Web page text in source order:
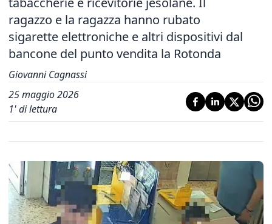
ragazzo e la ragazza hanno rubato
sigarette elettroniche e altri dispositivi dal
bancone del punto vendita la Rotonda
Giovanni Cagnassi
25 maggio 2026
1' di lettura